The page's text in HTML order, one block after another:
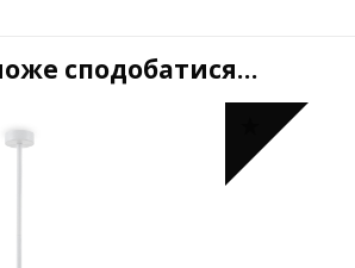
сподобатися…